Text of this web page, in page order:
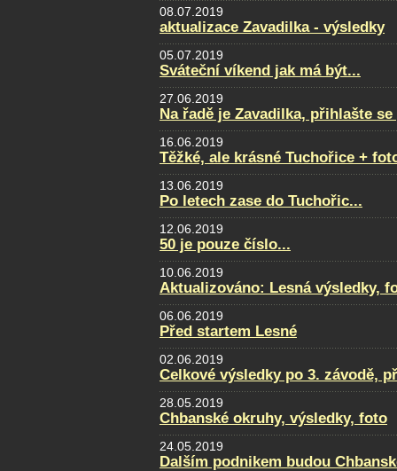
08.07.2019
aktualizace Zavadilka - výsledky
05.07.2019
Sváteční víkend jak má být...
27.06.2019
Na řadě je Zavadilka, přihlašte
16.06.2019
Těžké, ale krásné Tuchořice +
13.06.2019
Po letech zase do Tuchořic...
12.06.2019
50 je pouze číslo...
10.06.2019
Aktualizováno: Lesná výsledky,
06.06.2019
Před startem Lesné
02.06.2019
Celkové výsledky po 3. závodě,
28.05.2019
Chbanské okruhy, výsledky, foto
24.05.2019
Dalším podnikem budou